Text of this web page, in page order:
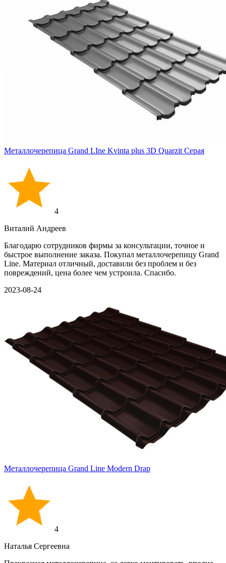
Металлочерепица Grand LIne Kvinta plus 3D Quarzit Серая
4
Виталий Андреев
Благодарю сотрудников фирмы за консультации, точное и
быстрое выполнение заказа. Покупал металлочерепицу Grand
Line. Материал отличный, доставили без проблем и без
повреждений, цена более чем устроила. Спасибо.
2023-08-24
Металлочерепица Grand Line Modern Drap
4
Наталья Сергеевна